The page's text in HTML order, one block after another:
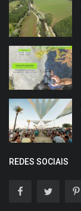
REDES SOCIAIS